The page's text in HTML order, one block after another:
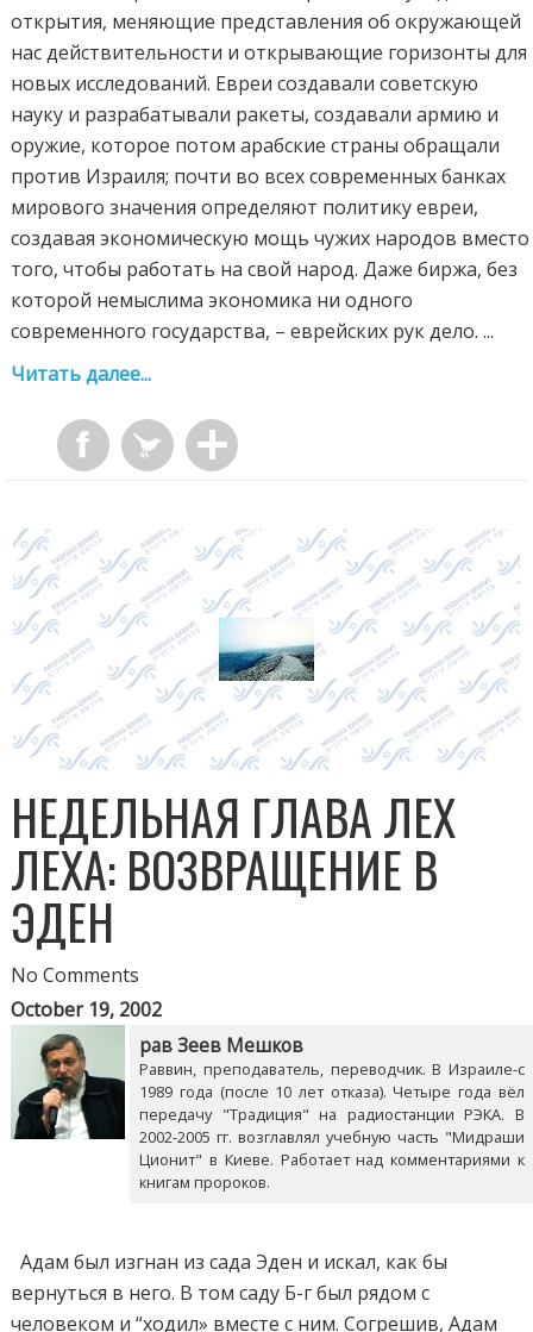
открытия, меняющие представления об окружающей
нас действительности и открывающие горизонты для
новых исследований. Евреи создавали советскую
науку и разрабатывали ракеты, создавали армию и
оружие, которое потом арабские страны обращали
против Израиля; почти во всех современных банках
мирового значения определяют политику евреи,
создавая экономическую мощь чужих народов вместо
того, чтобы работать на свой народ. Даже биржа, без
которой немыслима экономика ни одного
современного государства, – еврейских рук дело. ...
Читать далее...
НЕДЕЛЬНАЯ ГЛАВА ЛЕХ
ЛЕХА: ВОЗВРАЩЕНИЕ В
ЭДЕН
No Comments
October 19, 2002
рав Зеев Мешков
Раввин, преподаватель, переводчик. В Израиле-с
1989 года (после 10 лет отказа). Четыре года вёл
передачу "Традиция" на радиостанции РЭКА. В
2002-2005 гг. возглавлял учебную часть "Мидраши
Ционит" в Киеве. Работает над комментариями к
книгам пророков.
Адам был изгнан из сада Эден и искал, как бы
вернуться в него. В том саду Б-г был рядом с
человеком и “ходил» вместе с ним. Согрешив, Адам